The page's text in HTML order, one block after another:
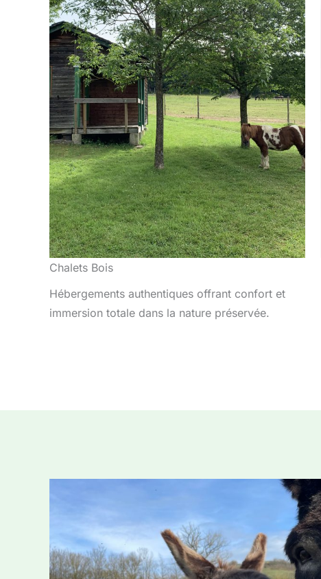
Chalets Bois
Hébergements authentiques offrant confort et
immersion totale dans la nature préservée.